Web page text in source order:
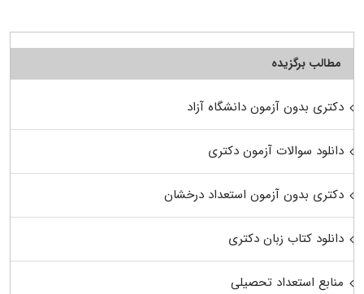
مطالب برگزیده
دکتری بدون آزمون دانشگاه آزاد
دانلود سوالات آزمون دکتری
دکتری بدون آزمون استعداد درخشان
دانلود کتاب زبان دکتری
منابع استعداد تحصیلی